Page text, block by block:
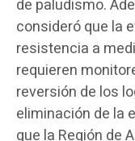
de paludismo.
consideró que la
resistencia a
requieren
reversión de los
eliminación de la
que la Región de